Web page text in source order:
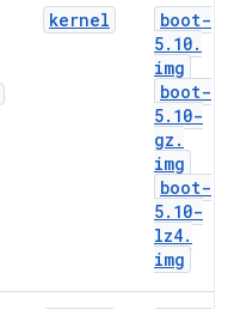
kernel
boot-
5. 10.
img
boot-
5. 10-
gz .
img
boot-
5. 10-
lz4.
img